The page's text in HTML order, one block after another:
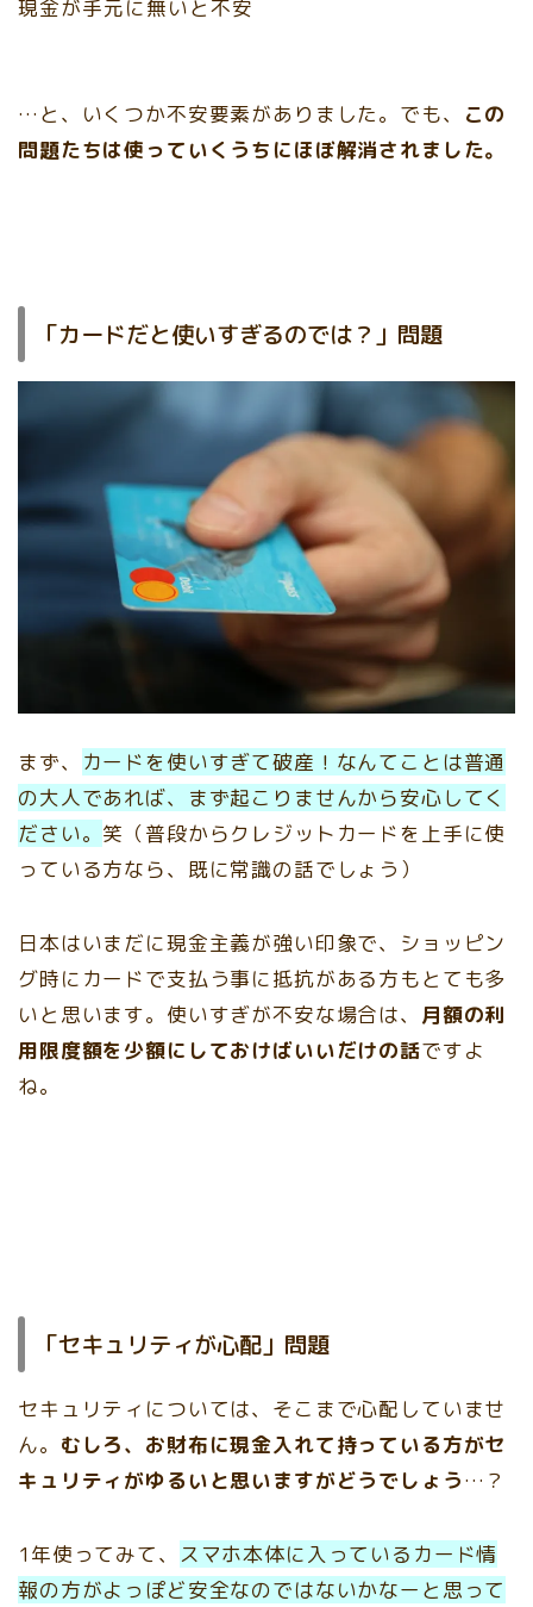
現金が手元に無いと不安
…と、いくつか不安要素がありました。でも、
この
問題たちは使っていくうちにほぼ解消されました。
「カードだと使いすぎるのでは？」問題
まず、
カードを使いすぎて破産！なんてことは普通
の大人であれば、まず起こりませんから安心してく
ださい。 笑（普段からクレジットカードを上手に使
っている方なら、既に常識の話でしょう）
日本はいまだに現金主義が強い印象で、ショッピン
グ時にカードで支払う事に抵抗がある方もとても多
いと思います。使いすぎが不安な場合は、 月額の利
用限度額を少額にしておけばいいだけの話ですよ
ね。
「セキュリティが心配」問題
セキュリティについては、そこまで心配していませ
ん。 むしろ、お財布に現金入れて持っている方がセ
キュリティがゆるいと思いますがどうでしょう…？
1年使ってみて、 スマホ本体に入っているカード情
報の方がよっぽど安全なのではないかなーと思って